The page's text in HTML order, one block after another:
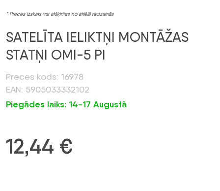
* Preces izskats var atšķirties no attēlā redzamās
SATELĪTA IELIKTŅI MONTĀŽAS
STATŅI OMI-5 PI
Preces kods: 16978
EAN: 5905033332102
Piegādes laiks: 14-17 Augustā
12,44 €